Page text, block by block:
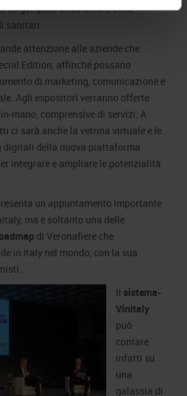
target quali Stati Uniti e Cina,
sanitari.
attenzione alle aziende che
Edition, affinché possano
di marketing, comunicazione e
Agli espositori verranno offerte
mano, comprensive di servizi. A
ci sarà anche la vetrina virtuale e le
digitali della nuova piattaforma
integrare e ampliare le potenzialità
un appuntamento importante
ma è soltanto una delle
di Veronafiere che
in Italy nel mondo, con la sua
Il sistema-
Vinitaly
può
contare
infatti su
una
galassia di